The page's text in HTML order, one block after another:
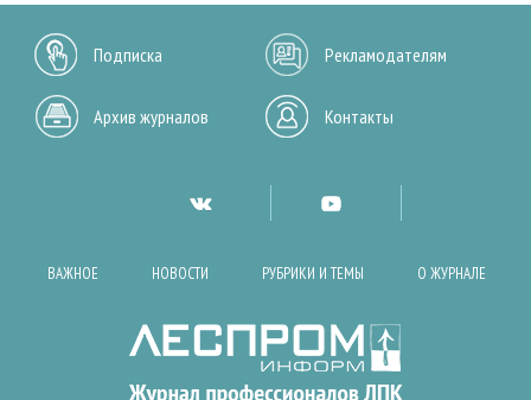
Подписка Рекламодателям
Архив журналов Контакты
ВАЖНОЕ НОВОСТИ РУБРИКИ И ТЕМЫ О ЖУРНАЛЕ